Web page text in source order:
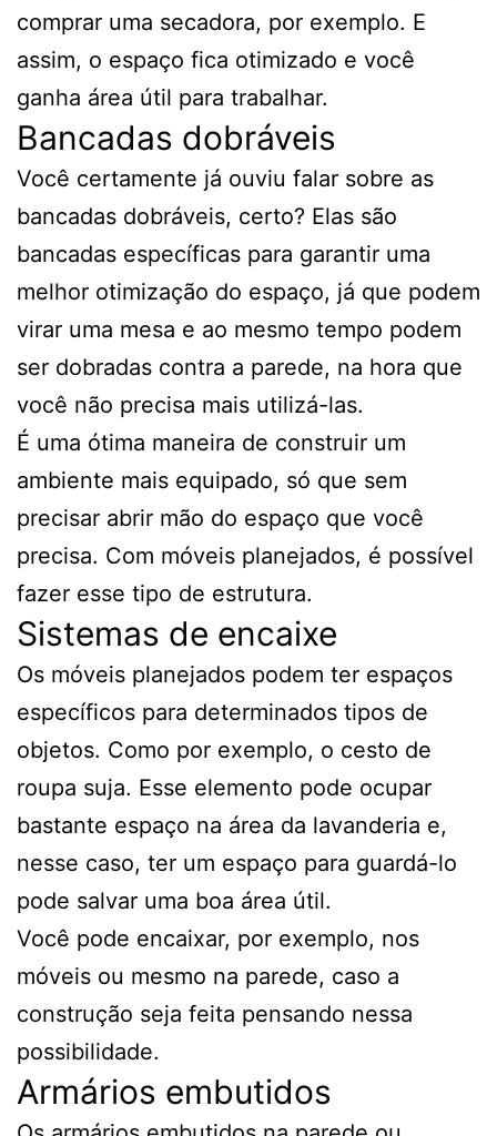
comprar uma secadora, por exemplo. E
assim, o espaço fica otimizado e você
ganha área útil para trabalhar.
Bancadas dobráveis
Você certamente já ouviu falar sobre as
bancadas dobráveis, certo? Elas são
bancadas específicas para garantir uma
melhor otimização do espaço, já que podem
virar uma mesa e ao mesmo tempo podem
ser dobradas contra a parede, na hora que
você não precisa mais utilizá-las.
É uma ótima maneira de construir um
ambiente mais equipado, só que sem
precisar abrir mão do espaço que você
precisa. Com móveis planejados, é possível
fazer esse tipo de estrutura.
Sistemas de encaixe
Os móveis planejados podem ter espaços
específicos para determinados tipos de
objetos. Como por exemplo, o cesto de
roupa suja. Esse elemento pode ocupar
bastante espaço na área da lavanderia e,
nesse caso, ter um espaço para guardá-lo
pode salvar uma boa área útil.
Você pode encaixar, por exemplo, nos
móveis ou mesmo na parede, caso a
construção seja feita pensando nessa
possibilidade.
Armários embutidos